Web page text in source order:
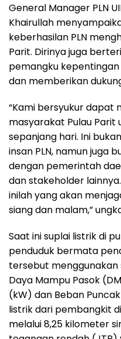
General Manager PLN
Khairullah
keberhasilan PLN
Parit. Dirinya juga
pemangku
dan memberikan
“Kami bersyukur dapat
masyarakat Pulau
sepanjang hari. Ini
insan PLN, namun juga
dengan pemerintah
dan stakeholder
inilah yang akan
siang dan malam,”
Saat ini suplai listrik di
penduduk bermata
tersebut
Daya Mampu Pasok
(kW) dan Beban
listrik dari pembangkit
melalui 8,25 kilometer